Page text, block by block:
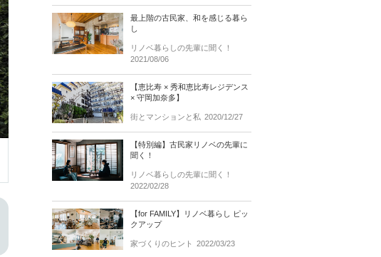
最上階の古民家、和を感じる暮ら
し
リノベ暮らしの先輩に聞く！
2021/08/06
【恵比寿 × 秀和恵比寿レジデンス
× 守岡加奈多】
街とマンションと私 2020/12/27
【特別編】古民家リノベの先輩に
聞く！
リノベ暮らしの先輩に聞く！
2022/02/28
【for FAMILY】リノベ暮らし ピッ
クアップ
家づくりのヒント 2022/03/23